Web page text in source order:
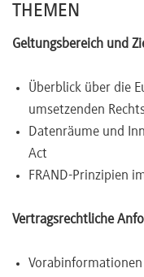
THEMEN
Geltungsbereich und
Überblick über die
umsetzenden
Datenräume und
Act
FRAND-Prinzipien
Vertragsrechtliche